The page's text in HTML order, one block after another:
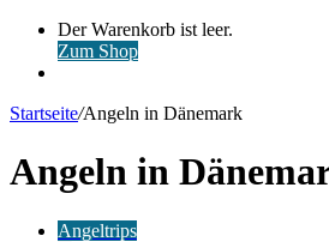
Warenkorb
ansehen
Der Warenkorb ist leer.
Zum Shop
Startseite/Angeln in Dänemark
Angeln in
Angeltrips